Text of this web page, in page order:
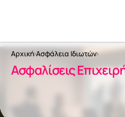
Αρχική Ασφάλεια Ιδιωτών
Ασφαλίσεις